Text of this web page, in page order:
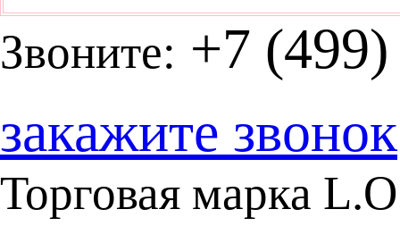
Звоните: +7
закажите звонок
Торговая марка